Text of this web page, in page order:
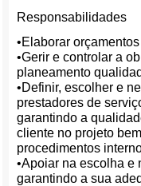
Responsabilidades
•Elaborar
•Gerir e controlar a
planeamento
•Definir, escolher e
prestadores de
garantindo a
cliente no projeto
procedimentos
•Apoiar na escolha e
garantindo a sua